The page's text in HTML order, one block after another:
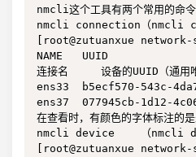
nmcli这个工具有两个常用的命令
nmcli connection（nmcli c
[root@zutuanxue
NAME   UUID
连接名     设备的UUID
ens33  b5ecf570-543c-
ens37  077945cb-1d12-
在查看时，有颜色的字体标注的
nmcli device    （nmcli d
[root@zutuanxue